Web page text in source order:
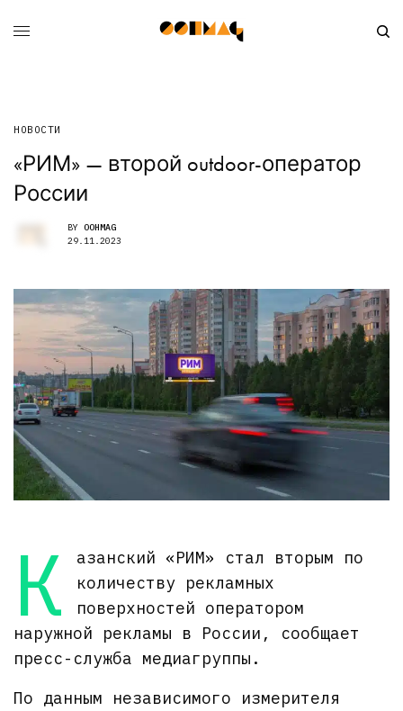
НОВОСТИ
«РИМ» — второй outdoor-оператор
России
BY OOHMAG
29.11.2023
К
азанский «РИМ» стал вторым по
количеству рекламных
поверхностей оператором
наружной рекламы в России, сообщает
пресс-служба медиагруппы.
По данным независимого измерителя